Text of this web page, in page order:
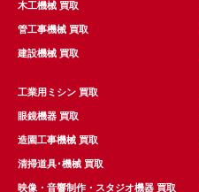
木工機械 買取
管工事機械 買取
建設機械 買取
工業用ミシン 買取
眼鏡機器 買取
造園工事機械 買取
清掃道具･機械 買取
映像・音響制作・スタジオ機器 買取